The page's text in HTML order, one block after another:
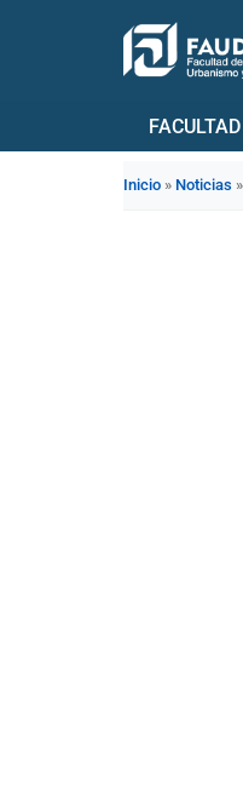
FACULTAD
Inicio » Noticias »